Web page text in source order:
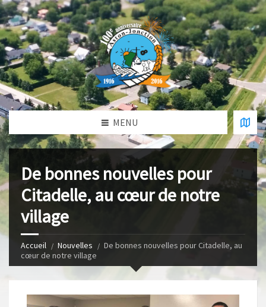
MENU
De bonnes nouvelles pour
Citadelle, au cœur de notre
village
Accueil Nouvelles
De bonnes nouvelles pour Citadelle, au
cœur de notre village